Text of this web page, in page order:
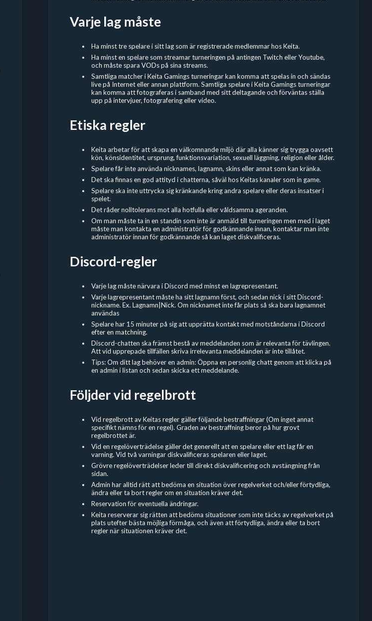
Varje lag måste
Ha minst tre spelare i sitt lag som är registrerade medlemmar hos Keita.
Ha minst en spelare som streamar turneringen på antingen Twitch eller Youtube,
och måste spara VODs på sina streams.
Samtliga matcher i Keita Gamings turneringar kan komma att spelas in och sändas
live på Internet eller annan plattform. Samtliga spelare i Keita Gamings turneringar
kan komma att fotograferas i samband med sitt deltagande och förväntas ställa
upp på intervjuer, fotografering eller video.
Etiska regler
Keita arbetar för att skapa en välkomnande miljö där alla känner sig trygga oavsett
kön, könsidentitet, ursprung, funktionsvariation, sexuell läggning, religion eller ålder.
Spelare får inte använda nicknames, lagnamn, skins eller annat som kan kränka.
Det ska finnas en god attityd i chatterna, såväl hos Keitas kanaler som in game.
Spelare ska inte uttrycka sig kränkande kring andra spelare eller deras insatser i
spelet.
Det råder nolltolerans mot alla hotfulla eller våldsamma ageranden.
Om man måste ta in en standin som inte är anmäld till turneringen men med i laget
måste man kontakta en administratör för godkännande innan, kontaktar man inte
administratör innan för godkännande så kan laget diskvalificeras.
Discord-regler
Varje lag måste närvara i Discord med minst en lagrepresentant.
Varje lagrepresentant måste ha sitt lagnamn först, och sedan nick i sitt Discord-
nickname. Ex. Lagnamn|Nick. Om nicknamet inte får plats så ska bara lagnamnet
användas
Spelare har 15 minuter på sig att upprätta kontakt med motståndarna i Discord
efter en matchning.
Discord-chatten ska främst bestå av meddelanden som är relevanta för tävlingen.
Att vid upprepade tillfällen skriva irrelevanta meddelanden är inte tillåtet.
Tips: Om ditt lag behöver en admin: Öppna en personlig chatt genom att klicka på
en admin i listan och sedan skicka ett meddelande.
Följder vid regelbrott
Vid regelbrott av Keitas regler gäller följande bestraffningar (Om inget annat
specifikt nämns för en regel). Graden av bestraffning beror på hur grovt
regelbrottet är.
Vid en regelöverträdelse gäller det generellt att en spelare eller ett lag får en
varning. Vid två varningar diskvalificeras spelaren eller laget.
Grövre regelöverträdelser leder till direkt diskvalificering och avstängning från
sidan.
Admin har alltid rätt att bedöma en situation över regelverket och/eller förtydliga,
ändra eller ta bort regler om en situation kräver det.
Reservation för eventuella ändringar.
Keita reserverar sig rätten att bedöma situationer som inte täcks av regelverket på
plats utefter bästa möjliga förmåga, och även att förtydliga, ändra eller ta bort
regler när situationen kräver det.